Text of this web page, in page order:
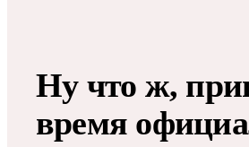
Ну что ж,
время